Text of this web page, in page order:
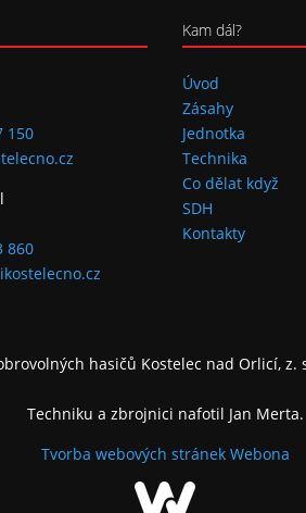
150
860
Kam dál?
Úvod
Zásahy
Jednotka
Technika
Co dělat když
SDH
Kontakty
hasičů Kostelec nad Orlicí, z.
Techniku a zbrojnici nafotil Jan Merta.
Tvorba webových stránek Webona